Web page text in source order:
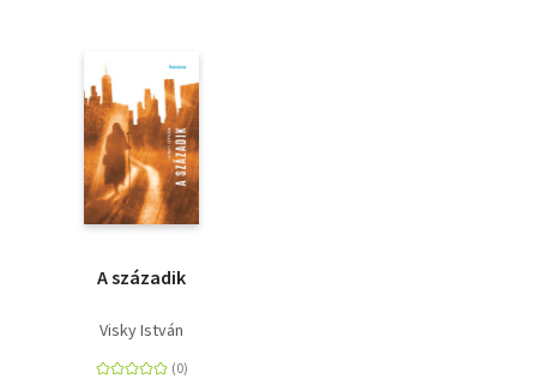
A századik
Visky István